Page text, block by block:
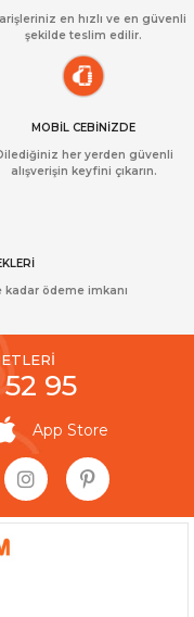
en hızlı ve en güvenli
şekilde teslim edilir.
MOBİL CEBİNİZDE
her yerden güvenli
alışverişin keyfini çıkarın.
kadar ödeme imkanı
95
App Store